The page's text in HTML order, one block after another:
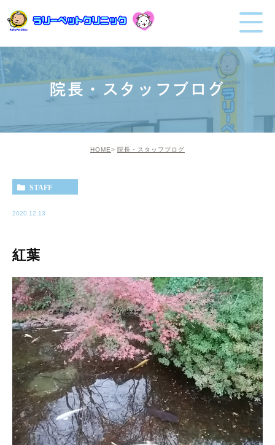
院長・スタッフブログ
HOME 院長・スタッフブログ
STAFF
2020.12.13
紅葉